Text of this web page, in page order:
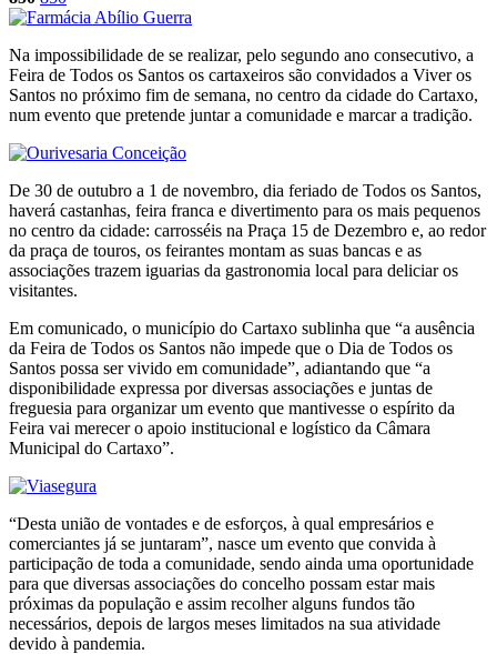
Na impossibilidade de se realizar, pelo segundo ano consecutivo, a
Feira de Todos os Santos os cartaxeiros são convidados a Viver os
Santos no próximo fim de semana, no centro da cidade do Cartaxo,
num evento que pretende juntar a comunidade e marcar a tradição.
De 30 de outubro a 1 de novembro, dia feriado de Todos os Santos,
haverá castanhas, feira franca e divertimento para os mais pequenos
no centro da cidade: carrosséis na Praça 15 de Dezembro e, ao redor
da praça de touros, os feirantes montam as suas bancas e as
associações trazem iguarias da gastronomia local para deliciar os
visitantes.
Em comunicado, o município do Cartaxo sublinha que “a ausência
da Feira de Todos os Santos não impede que o Dia de Todos os
Santos possa ser vivido em comunidade”, adiantando que “a
disponibilidade expressa por diversas associações e juntas de
freguesia para organizar um evento que mantivesse o espírito da
Feira vai merecer o apoio institucional e logístico da Câmara
Municipal do Cartaxo”.
“Desta união de vontades e de esforços, à qual empresários e
comerciantes já se juntaram”, nasce um evento que convida à
participação de toda a comunidade, sendo ainda uma oportunidade
para que diversas associações do concelho possam estar mais
próximas da população e assim recolher alguns fundos tão
necessários, depois de largos meses limitados na sua atividade
devido à pandemia.